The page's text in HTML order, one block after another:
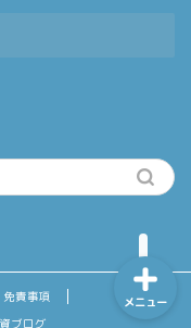
免責事項
ブログ
メニュー